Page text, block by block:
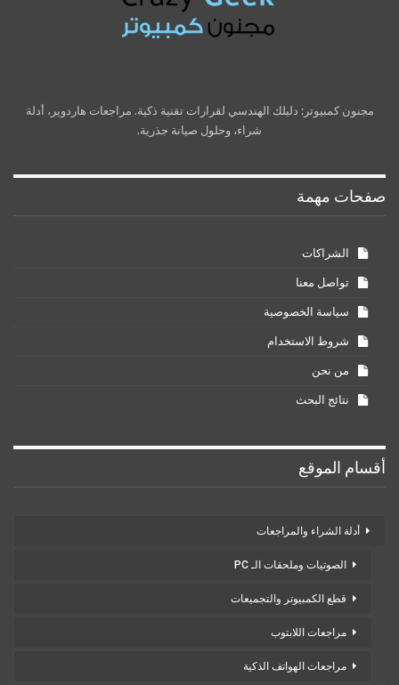
مجنون كمبيوتر: دليلك الهندسي لقرارات تقنية ذكية. مراجعات هاردوير، أدلة
شراء، وحلول صيانة جذرية.
صفحات مهمة
الشراكات
تواصل معنا
سياسة الخصوصية
شروط الاستخدام
من نحن
نتائج البحث
أقسام الموقع
أدلة الشراء والمراجعات
الصوتيات وملحقات الـ PC
قطع الكمبيوتر والتجميعات
مراجعات اللابتوب
مراجعات الهواتف الذكية